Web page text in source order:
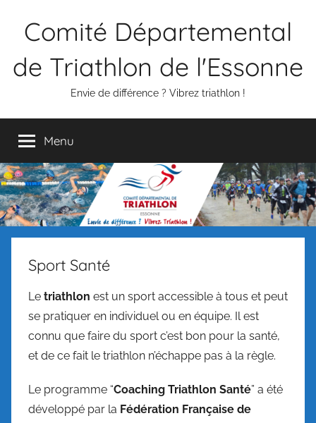
Comité Départemental
de Triathlon de l'Essonne
Envie de différence ? Vibrez triathlon !
Menu
Sport Santé
Le triathlon est un sport accessible à tous et peut
se pratiquer en individuel ou en équipe. Il est
connu que faire du sport c’est bon pour la santé,
et de ce fait le triathlon n’échappe pas à la règle.
Le programme “Coaching Triathlon Santé” a été
développé par la Fédération Française de